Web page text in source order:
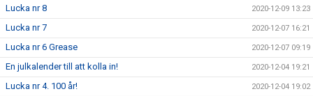
Lucka nr 8 2020-12-09 13:23
Lucka nr 7 2020-12-07 16:21
Lucka nr 6 Grease 2020-12-07 09:19
En julkalender till att kolla in! 2020-12-04 19:21
Lucka nr 4. 100 år! 2020-12-04 19:02